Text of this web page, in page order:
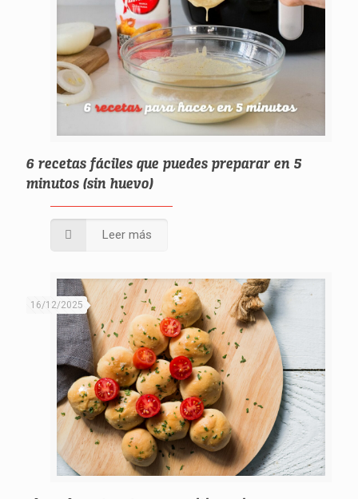
6 recetas fáciles que puedes preparar en 5
minutos (sin huevo)
Leer más
16/12/2025